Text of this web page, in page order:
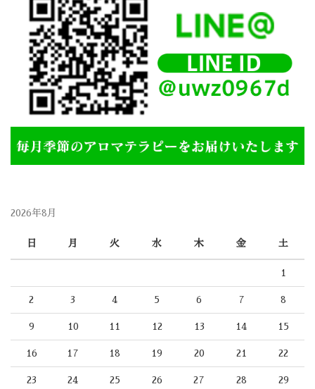
2026年8月
日 月 火 水 木 金 土
1
2 3 4 5 6 7 8
9 10 11 12 13 14 15
16 17 18 19 20 21 22
23 24 25 26 27 28 29